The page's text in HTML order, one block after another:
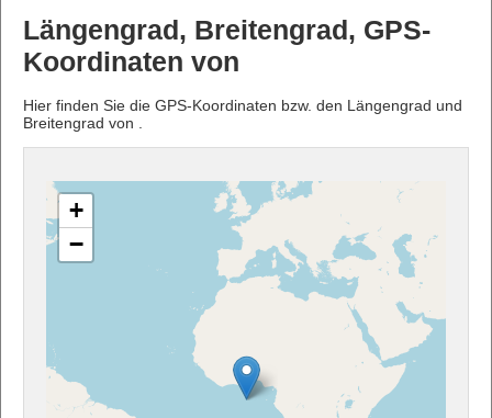
Längengrad, Breitengrad, GPS-
Koordinaten von
Hier finden Sie die GPS-Koordinaten bzw. den Längengrad und
Breitengrad von .
+
−